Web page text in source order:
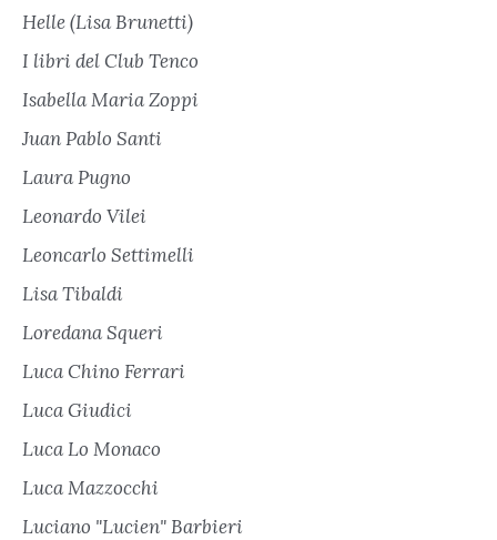
Helle (Lisa Brunetti)
I libri del Club Tenco
Isabella Maria Zoppi
Juan Pablo Santi
Laura Pugno
Leonardo Vilei
Leoncarlo Settimelli
Lisa Tibaldi
Loredana Squeri
Luca Chino Ferrari
Luca Giudici
Luca Lo Monaco
Luca Mazzocchi
Luciano "Lucien" Barbieri